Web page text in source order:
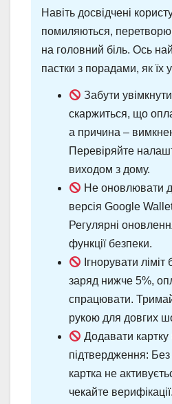
Навіть досвідчені
помиляються,
на головний біль. Ось
пастки з порадами, як їх
Забути
скаржиться, що
а причина –
Перевіряйте
виходом з дому.
Не оновлювати
версія Google
Регулярні
функції безпеки.
Ігнорувати
заряд нижче 5%,
спрацювати.
рукою для довгих
Додавати картку
підтвердження: Без
картка не
чекайте верифікації.